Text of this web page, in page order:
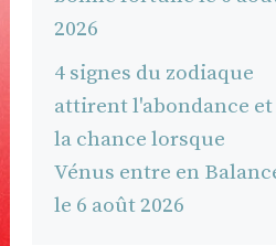
2026
4 signes du zodiaque
attirent l'abondance et
la chance lorsque
Vénus entre en
le 6 août 2026